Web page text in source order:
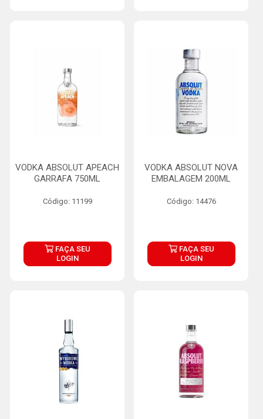
VODKA ABSOLUT APEACH
GARRAFA 750ML
Código: 11199
FAÇA SEU
LOGIN
VODKA ABSOLUT NOVA
EMBALAGEM 200ML
Código: 14476
FAÇA SEU
LOGIN